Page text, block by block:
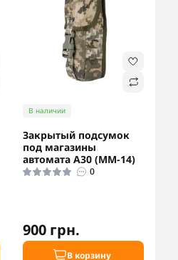
В наличии
Закрытый подсумок
под магазины
автомата А30 (ММ-14)
0
900 грн.
В корзину